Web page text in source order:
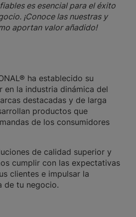
es esencial para el éxito
¡Conoce las nuestras y
aportan valor añadido!
ha establecido su
en la industria dinámica del
destacadas y de larga
productos que
de los consumidores
de calidad superior y
cumplir con las expectativas
clientes e impulsar la
de tu negocio.